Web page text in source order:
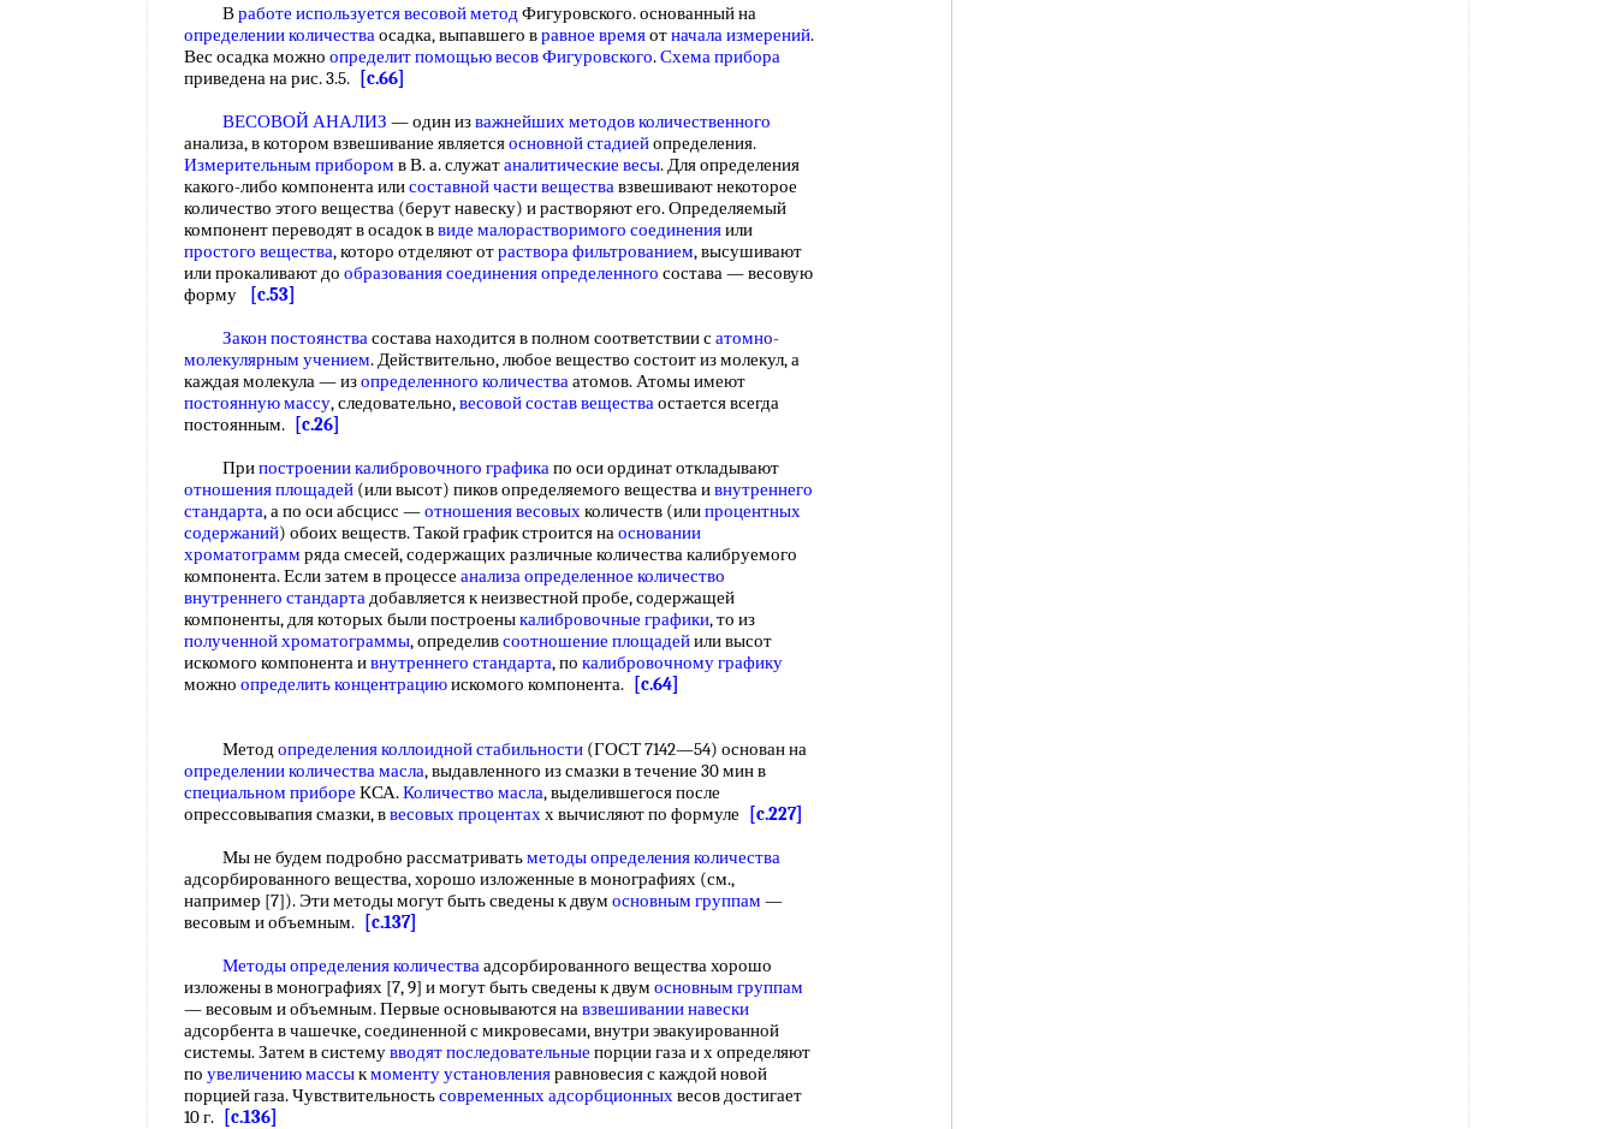
Вработе используетсявесовой методФигуровского. основанный на
определении количестваосадка, выпавшего вравное времяотначала измерений.
Вес осадка можно определит помощьювесов Фигуровского.Схема прибора
приведена на рис. 3.5.
[c.66]
ВЕСОВОЙ АНАЛИЗ — один изважнейших методов количественного
анализа, в котором взвешивание являетсяосновной стадиейопределения.
Измерительным прибором в В. а. служатаналитические весы. Для определения
какого-либо компонента илисоставной части веществавзвешивают некоторое
количество этого вещества (берут навеску) и растворяют его. Определяемый
компонент переводят в осадок ввиде малорастворимого соединенияили
простого вещества, которо отделяют отраствора фильтрованием, высушивают
или прокаливают до образования соединения определенного состава — весовую
форму
[c.53]
Закон постоянствасостава находится в полном соответствии сатомно-
молекулярным учением. Действительно, любое вещество состоит из молекул, а
каждая молекула — изопределенного количестваатомов. Атомы имеют
постоянную массу, следовательно,весовой состав веществаостается всегда
постоянным.
[c.26]
Припостроении калибровочного графикапо оси ординат откладывают
отношения площадей (или высот) пиков определяемого вещества ивнутреннего
стандарта, а по оси абсцисс —отношения весовыхколичеств (илипроцентных
содержаний) обоих веществ. Такой график строится наосновании
хроматограмм ряда смесей, содержащих различные количества калибруемого
компонента. Если затем в процессе анализа определенное количество
внутреннего стандартадобавляется к неизвестной пробе, содержащей
компоненты, для которых были построеныкалибровочные графики, то из
полученной хроматограммы, определивсоотношение площадейили высот
искомого компонента ивнутреннего стандарта, по калибровочному графику
можно определить концентрациюискомого компонента. [c.64]
Методопределения коллоидной стабильности (ГОСТ 7142—54) основан на
определении количества масла, выдавленного из смазки в течение 30 мин в
специальном приборе КСА.Количество масла, выделившегося после
опрессовывапия смазки, ввесовых процентахх вычисляют по формуле
[c.227]
Мы не будем подробно рассматриватьметоды определения количества
адсорбированного вещества, хорошо изложенные в монографиях (см.,
например [7]). Эти методы могут быть сведены к двум основным группам —
весовым и объемным.
[c.137]
Методы определения количестваадсорбированного вещества хорошо
изложены в монографиях [7, 9] и могут быть сведены к двум основным группам
— весовым и объемным. Первые основываются навзвешивании навески
адсорбента в чашечке, соединенной с микровесами, внутри эвакуированной
системы. Затем в системувводят последовательные порции газа и х определяют
по увеличению массыкмоменту установленияравновесия с каждой новой
порцией газа. Чувствительностьсовременных адсорбционныхвесов достигает
10 г.
[c.136]